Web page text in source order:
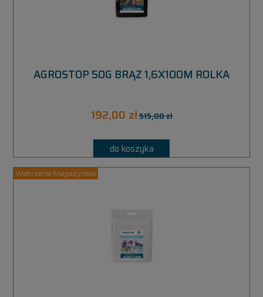
AGROSTOP 50G BRĄZ 1,6X100M ROLKA
192,00 zł515,00 zł
do koszyka